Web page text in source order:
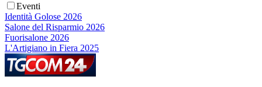
Eventi
Identità Golose 2026
Salone del Risparmio 2026
Fuorisalone 2026
L'Artigiano in Fiera 2025